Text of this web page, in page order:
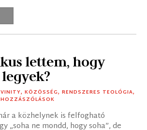
lettem, hogy
,KÖZÖSSÉG,RENDSZERES TEOLÓGIA,
a közhelynek is felfogható
„soha ne mondd, hogy soha”, de